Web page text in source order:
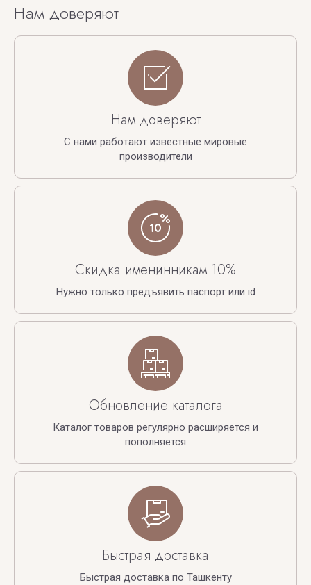
Нам доверяют
Нам доверяют
С нами работают известные мировые
производители
Скидка именинникам 10%
Нужно только предъявить паспорт или id
Обновление каталога
Каталог товаров регулярно расширяется и
пополняется
Быстрая доставка
Быстрая доставка по Ташкенту